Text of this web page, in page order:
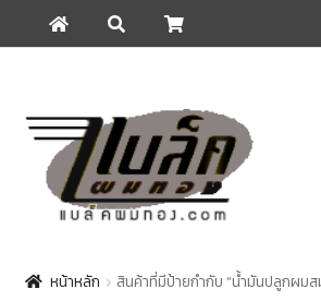
Skip
navigation
Skip
content
ดูสินค้า
หน้าหลัก สินค้าที่มีป้ายกำกับ “น้ำมันปลูกผมส